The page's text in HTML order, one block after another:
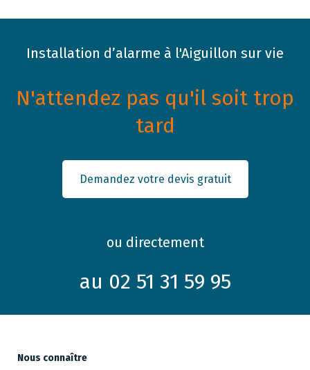
Installation d’alarme à l'Aiguillon sur vie
N'attendez pas qu'il soit trop
tard
Demandez votre devis gratuit
ou directement
au 02 51 31 59 95
Nous connaître